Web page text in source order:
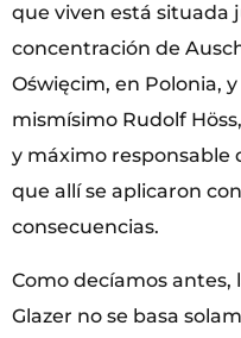
que viven está situada
concentración de
Oświęcim, en Polonia,
mismísimo Rudolf
y máximo responsable
que allí se aplicaron
consecuencias.
Como decíamos antes,
Glazer no se basa